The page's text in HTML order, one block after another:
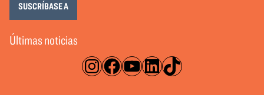
Instagram
Facebook
YouTube
LinkedIn
TikTok
Últimas noticias
SUSCRÍBASE A